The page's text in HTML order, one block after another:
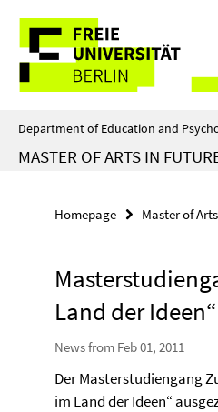
direkt
Inhalt
Service
Navigation
Department of Education and
MASTER OF ARTS IN
Homepage Master of
Land der
News from Feb 01, 2011
Der Masterstudiengang
im Land der Ideen“